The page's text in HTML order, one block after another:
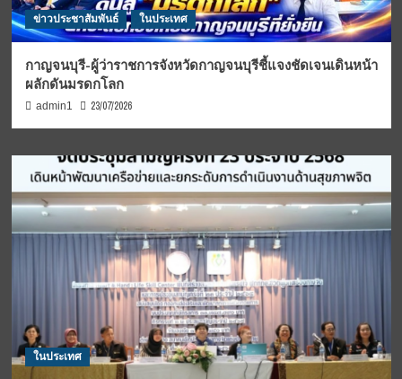
ข่าวประชาสัมพันธ์ ในประเทศ
กาญจนบุรี-ผู้ว่าราชการจังหวัดกาญจนบุรีชี้แจงชัดเจนเดินหน้า
ผลักดันมรดกโลก
admin1 23/07/2026
ในประเทศ